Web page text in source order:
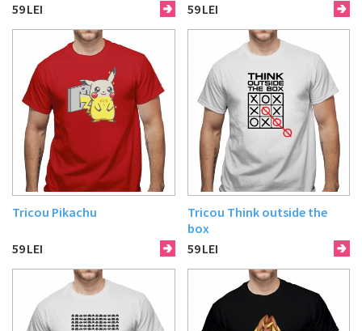
59LEI
59LEI
Tricou Pikachu
59LEI
Tricou Think outside the
box
59LEI